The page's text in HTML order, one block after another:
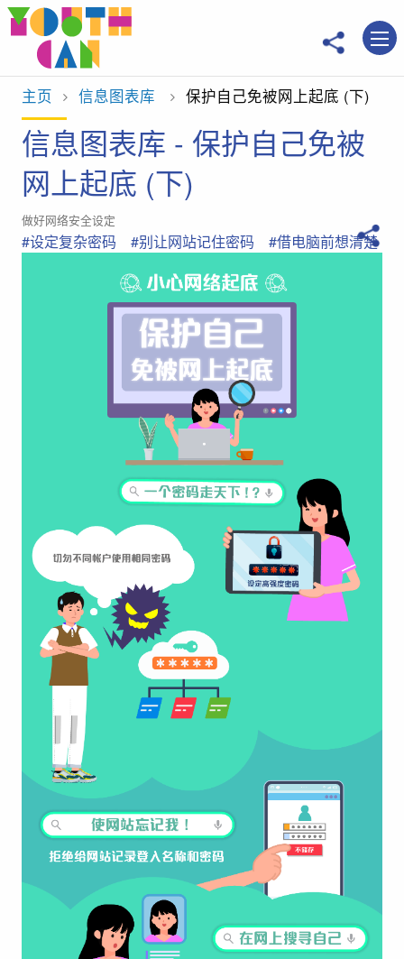
移到主內容
主页 信息图表库 当前位置：
保护自己免被网上起底 (下)
信息图表库 - 保护自己免被
网上起底 (下)
做好网络安全设定
#设定复杂密码 #别让网站记住密码 #借电脑前想清楚